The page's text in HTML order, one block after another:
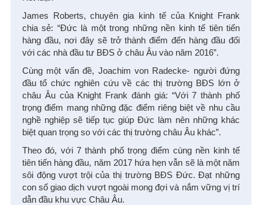
James Roberts, chuyên gia kinh tế của Knight Frank
chia sẻ: “Đức là một trong những nền kinh tế tiên tiến
hàng đầu, nơi đây sẽ trở thành điểm đến hàng đầu đối
với các nhà đầu tư BĐS ở châu Âu vào năm 2016”.
Cùng một vấn đề, Joachim von Radecke- người đứng
đầu tổ chức nghiên cứu về các thị trường BĐS lớn ở
châu Âu của Knight Frank đánh giá: “Với 7 thành phố
trọng điểm mang những đặc điểm riêng biệt về nhu cầu
nghề nghiệp sẽ tiếp tục giúp Đức làm nên những khác
biệt quan trọng so với các thị trường châu Âu khác”.
Theo đó, với 7 thành phố trọng điểm cùng nền kinh tế
tiên tiến hàng đầu, năm 2017 hứa hẹn vẫn sẽ là một năm
sôi động vượt trội của thị trường BĐS Đức. Đạt những
con số giao dịch vượt ngoài mong đợi và nắm vững vị trí
dẫn đầu khu vực Châu Âu.